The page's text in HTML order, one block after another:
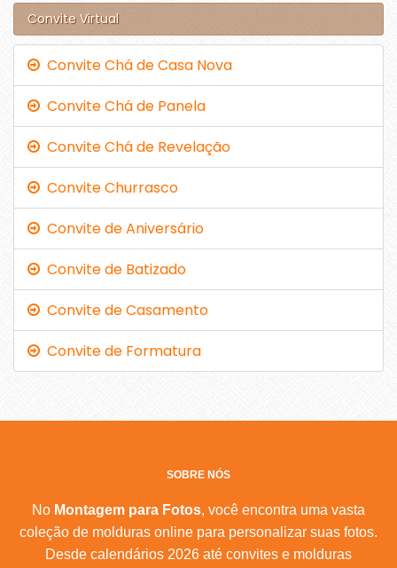
Convite Virtual
Convite Chá de Casa Nova
Convite Chá de Panela
Convite Chá de Revelação
Convite Churrasco
Convite de Aniversário
Convite de Batizado
Convite de Casamento
Convite de Formatura
SOBRE NÓS
No Montagem para Fotos, você encontra uma vasta
coleção de molduras online para personalizar suas fotos.
Desde calendários 2026 até convites e molduras